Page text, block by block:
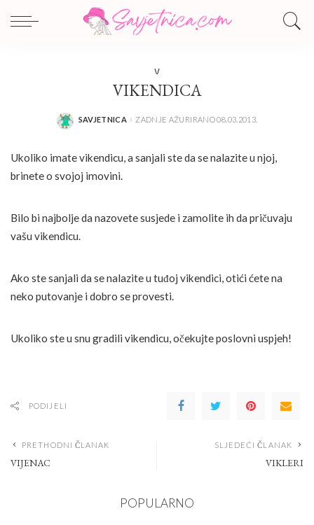
V
VIKENDICA
POSTED
SAVJETNICA ZADNJE AŽURIRANO 08.03.2013.
Ukoliko imate vikendicu, a sanjali ste da se nalazite u njoj,
brinete o svojoj imovini.
Bilo bi najbolje da nazovete susjede i zamolite ih da pričuvaju
vašu vikendicu.
Ako ste sanjali da se nalazite u tuđoj vikendici, otići ćete na
neko putovanje i dobro se provesti.
Ukoliko ste u snu gradili vikendicu, očekujte poslovni uspjeh!
PODIJELI
PRETHODNI ČLANAK
VIJENAC
SLJEDEĆI ČLANAK
VIKLERI
POPULARNO